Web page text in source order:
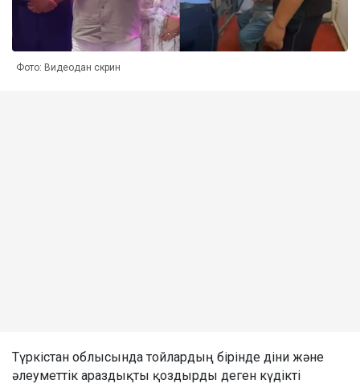
Фото: Видеодан скрин
Түркістан облысында тойлардың бірінде діни және
әлеуметтік араздықты қоздырды деген күдікті